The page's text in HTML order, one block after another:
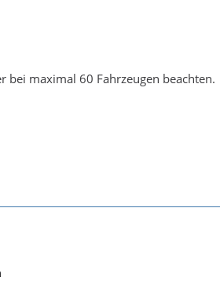
bei maximal 60 Fahrzeugen beachten.